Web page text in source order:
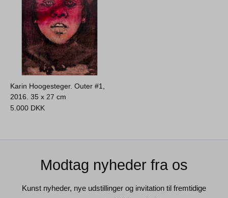
Karin Hoogesteger. Outer #1,
2016.35 x 27 cm
5.000 DKK
Modtag nyheder fra os
Kunst nyheder, nye udstillinger og invitation til fremtidige